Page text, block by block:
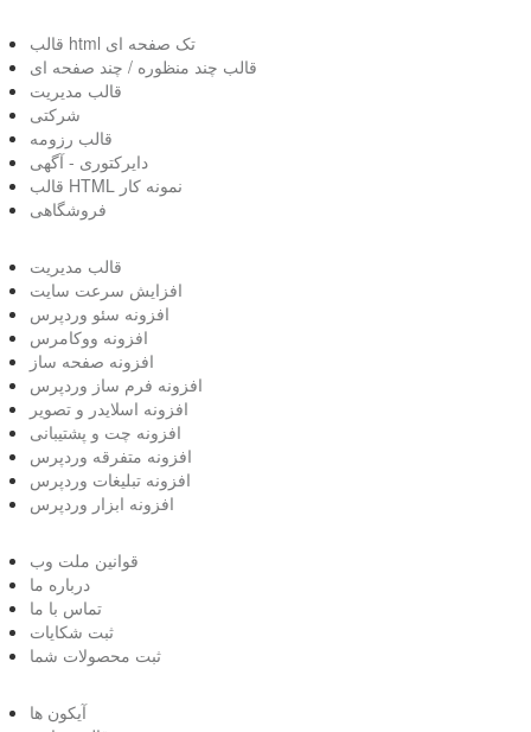
قالب html تک صفحه ای
قالب چند منظوره / چند صفحه ای
قالب مدیریت
شرکتی
قالب رزومه
دایرکتوری - آگهی
قالب HTML نمونه کار
فروشگاهی
قالب مدیریت
افزایش سرعت سایت
افزونه سئو وردپرس
افزونه ووکامرس
افزونه صفحه ساز
افزونه فرم ساز وردپرس
افزونه اسلایدر و تصویر
افزونه چت و پشتیبانی
افزونه متفرقه وردپرس
افزونه تبلیغات وردپرس
افزونه ابزار وردپرس
قوانین ملت وب
درباره ما
تماس با ما
ثبت شکایات
ثبت محصولات شما
آیکون ها